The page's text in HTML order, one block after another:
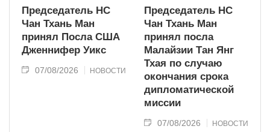
Председатель НС
Чан Тхань Ман
принял Посла США
Дженнифер Уикс
07/08/2026 НОВОСТИ
Председатель НС
Чан Тхань Ман
принял посла
Малайзии Тан Янг
Тхая по случаю
окончания срока
дипломатической
миссии
07/08/2026 НОВОСТИ